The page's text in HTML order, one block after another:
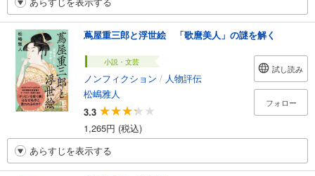
蔦屋重三郎と浮世絵 「歌麿美人」の謎を解く
小説・文芸
ノンフィクション / 人物評伝
松嶋雅人
3.3
1,265円 (税込)
試し読み
フォロー
あらすじを表示する